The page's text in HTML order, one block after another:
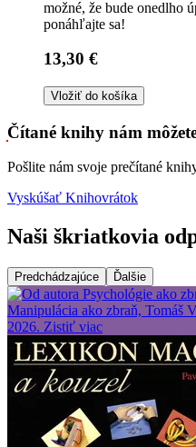
možné, že bude onedlho
ponáhľajte sa!
13,30 €
Vložiť do košíka
Čítané knihy nám
Pošlite nám svoje prečítané
Vyskúšať Knihovrátok
Naši škriatkovia
Predchádzajúce Ďalšie